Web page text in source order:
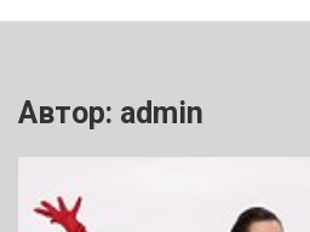
Автор: admin